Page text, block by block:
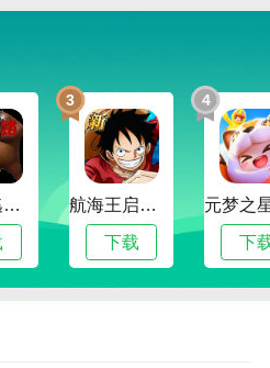
提升自己的战斗技能和装
藏的道具和装备，利用机
；
随机生成的。你必须学会如
，以便找到合适的作战策略。
评测
，探索战斗和挑战。在游戏
梭于不同的地图，通过自己
熊出没逃脱之路
3
航海王启航 工匠焕新版本
下载
4
下